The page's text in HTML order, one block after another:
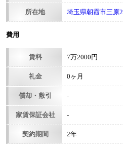
所在地 埼玉県朝霞市三原2
費用
賃料 7万2000円
礼金 0ヶ月
償却・敷引 -
家賃保証会社 -
契約期間 2年